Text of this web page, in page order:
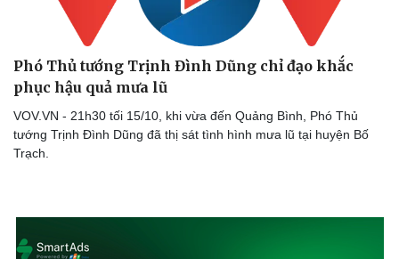
Phó Thủ tướng Trịnh Đình Dũng chỉ đạo khắc
phục hậu quả mưa lũ
VOV.VN - 21h30 tối 15/10, khi vừa đến Quảng Bình, Phó Thủ
tướng Trịnh Đình Dũng đã thị sát tình hình mưa lũ tại huyện Bố
Trạch.